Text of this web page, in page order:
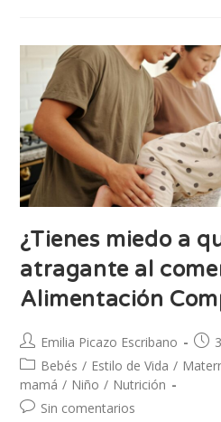
¿Tienes miedo a
atragante al
Alimentación
Emilia Picazo Escribano
Bebés / Estilo de Vida /
mamá / Niño / Nutrición
Sin comentarios